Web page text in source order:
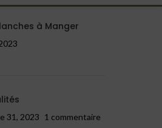
à Manger
31, 2023 1 commentaire